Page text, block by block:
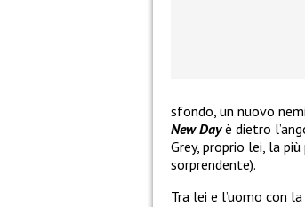
sfondo, un nuovo
New Dayè dietro
Grey, proprio lei, la
sorprendente).
Tra lei e l’uomo con